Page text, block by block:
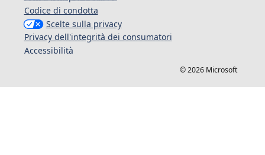
Codice di condotta
Scelte sulla privacy
Privacy dell'integrità dei consumatori
Accessibilità
© 2026 Microsoft